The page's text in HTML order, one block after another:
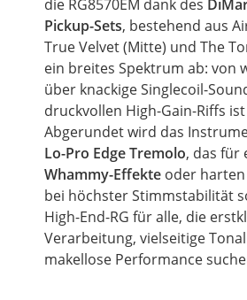
die RG8570EM dank des
Pickup-Sets, bestehend aus
TrueVelvet(Mitte) und The
ein breites Spektrum ab: von
über knackige Singlecoil-
druckvollen High-Gain-Riffs
Abgerundet wird das
Lo-Pro Edge Tremolo, das für
Whammy-Effekte oder
bei höchsterStimmstabilität
High-End-RG für alle, die
Verarbeitung, vielseitige
makellose Performance